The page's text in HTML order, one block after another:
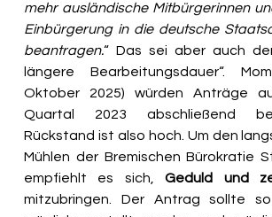
mehr ausländische Mitbürgerinnen
Einbürgerung in die deutsche
beantragen.“ Das sei aber auch
längere Bearbeitungsdauer“.
Oktober 2025) würden Anträge
Quartal 2023 abschließend
Rückstand ist also hoch. Um den
Mühlen der Bremischen Bürokratie
empfiehlt es sich, Geduld und
mitzubringen. Der Antrag sollte